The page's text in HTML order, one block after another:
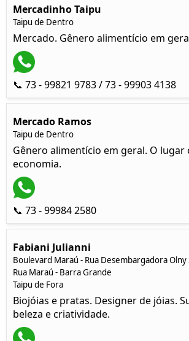
Mercadinho Taipu
Taipu de Dentro
Mercado. Gênero alimentício em
📞 73 - 99821 9783 / 73 - 99903 4138
Mercado Ramos
Taipu de Dentro
Gênero alimentício em geral. O lugar
economia.
📞 73 - 99984 2580
Fabiani Julianni
Boulevard Maraú - Rua Desembargadora Olny
Rua Maraú - Barra Grande
Taipu de Fora
Biojóias e pratas. Designer de jóias.
beleza e criatividade.